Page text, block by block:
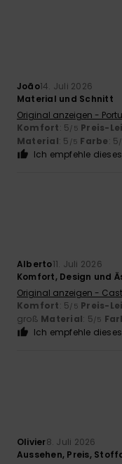
João14. Juli 2026
Material und Schnitt
Original anzeigen -
Komfort: 5/5 Preis-
Material: 5 /5 Farbe: 5
Ich empfehle
Alberto11. Juli 2026
Komfort, Design und
Original anzeigen -
Komfort: 5/5 Preis-
groß Material: 5/5
Ich empfehle
Olivier8. Juli 2026
Aussehen, Preis,